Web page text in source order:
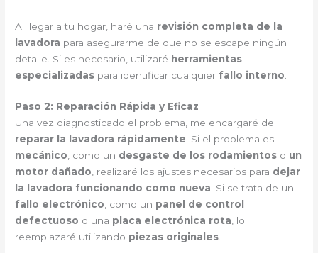
Al llegar a tu hogar, haré una revisión completa de la
lavadora para asegurarme de que no se escape ningún
detalle. Si es necesario, utilizaré herramientas
especializadas para identificar cualquier fallo interno
Paso 2: Reparación Rápida y Eficaz
Una vez diagnosticado el problema, me encargaré de
reparar la lavadora rápidamente. Si el problema es
mecánico, como un desgaste de los rodamientos o un
motor dañado, realizaré los ajustes necesarios para dejar
la lavadora funcionando como nueva. Si se trata de un
fallo electrónico, como un panel de control
defectuoso o una placa electrónica rota, lo
reemplazaré utilizando piezas originales.